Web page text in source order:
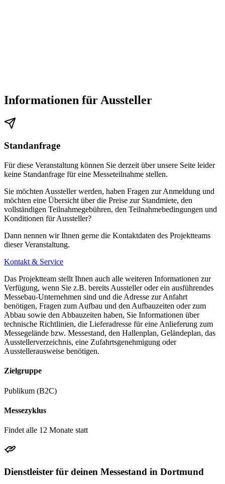
Informationen für Aussteller
Standanfrage
Für diese Veranstaltung können Sie derzeit über unsere Seite leider
keine Standanfrage für eine Messeteilnahme stellen.
Sie möchten Aussteller werden, haben Fragen zur Anmeldung und
möchten eine Übersicht über die Preise zur Standmiete, den
vollständigen Teilnahmegebühren, den Teilnahmebedingungen und
Konditionen für Aussteller?
Dann nennen wir Ihnen gerne die Kontaktdaten des Projektteams
dieser Veranstaltung.
Kontakt & Service
Das Projektteam stellt Ihnen auch alle weiteren Informationen zur
Verfügung, wenn Sie z.B. bereits Aussteller oder ein ausführendes
Messebau-Unternehmen sind und die Adresse zur Anfahrt
benötigen, Fragen zum Aufbau und den Aufbauzeiten oder zum
Abbau sowie den Abbauzeiten haben, Sie Informationen über
technische Richtlinien, die Lieferadresse für eine Anlieferung zum
Messegelände bzw. Messestand, den Hallenplan, Geländeplan, das
Ausstellerverzeichnis, eine Zufahrtsgenehmigung oder
Ausstellerausweise benötigen.
Zielgruppe
Publikum (B2C)
Messezyklus
Findet alle 12 Monate statt
Dienstleister für deinen Messestand in Dortmund